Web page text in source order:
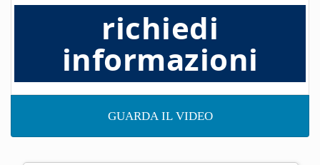
richiedi
informazioni
GUARDA IL VIDEO